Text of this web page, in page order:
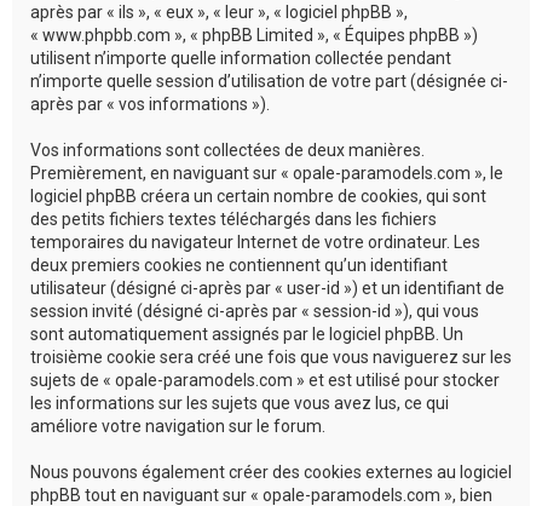
après par « ils », « eux », « leur », « logiciel phpBB »,
« www.phpbb.com », « phpBB Limited », « Équipes phpBB »)
utilisent n’importe quelle information collectée pendant
n’importe quelle session d’utilisation de votre part (désignée ci-
après par « vos informations »).
Vos informations sont collectées de deux manières.
Premièrement, en naviguant sur « opale-paramodels.com », le
logiciel phpBB créera un certain nombre de cookies, qui sont
des petits fichiers textes téléchargés dans les fichiers
temporaires du navigateur Internet de votre ordinateur. Les
deux premiers cookies ne contiennent qu’un identifiant
utilisateur (désigné ci-après par « user-id ») et un identifiant de
session invité (désigné ci-après par « session-id »), qui vous
sont automatiquement assignés par le logiciel phpBB. Un
troisième cookie sera créé une fois que vous naviguerez sur les
sujets de « opale-paramodels.com » et est utilisé pour stocker
les informations sur les sujets que vous avez lus, ce qui
améliore votre navigation sur le forum.
Nous pouvons également créer des cookies externes au logiciel
phpBB tout en naviguant sur « opale-paramodels.com », bien